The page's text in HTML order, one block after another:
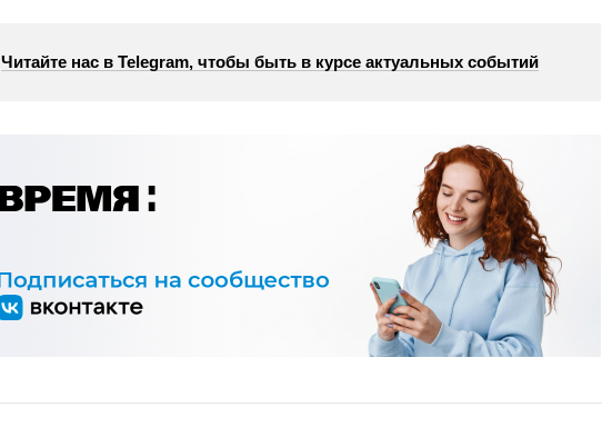
Читайте нас в Telegram, чтобы быть в курсе актуальных событий